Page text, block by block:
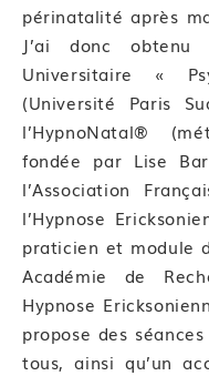
Cette formation
d’auto-évaluation
objectifs par les
—
périnatalité après
J’ai donc
Universitaire «
(Université Paris
l’HypnoNatal®
fondée par Lise
l’Association
l’Hypnose
praticien et module
Académie de
Hypnose
propose des
tous, ainsi qu’un